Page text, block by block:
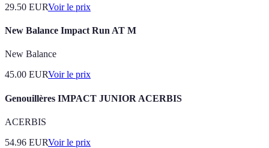
29.50 EURVoir le prix
New Balance Impact Run AT M
New Balance
45.00 EURVoir le prix
Genouillères IMPACT JUNIOR ACERBIS
ACERBIS
54.96 EURVoir le prix